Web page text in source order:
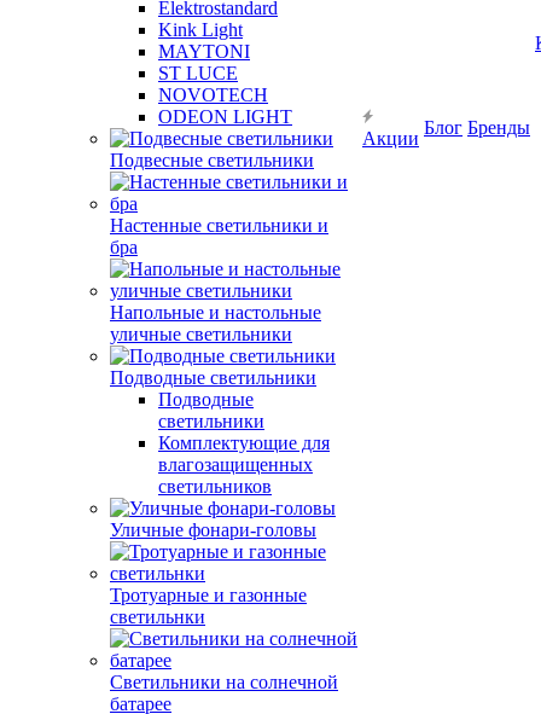
Elektrostandard
Kink Light
MAYTONI
ST LUCE
NOVOTECH
ODEON LIGHT
Подвесные светильники
Настенные светильники и
бра
Напольные и настольные
уличные светильники
Подводные светильники
Подводные
светильники
Комплектующие для
влагозащищенных
светильников
Уличные фонари-головы
Тротуарные и газонные
светильнки
Светильники на солнечной
батарее
Акции
Блог Бренды